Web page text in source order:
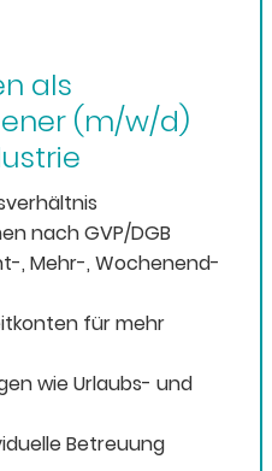
als
(m/w/d)
nach GVP/DGB
, Mehr-, Wochenend-
für mehr
wie Urlaubs- und
Betreuung